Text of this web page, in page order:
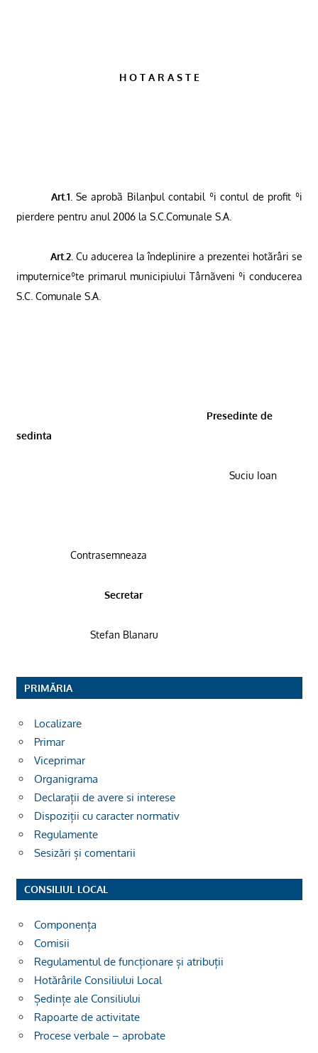
H O T A R A S T E
Art.1. Se aprobã Bilanþul contabil ºi contul de profit ºi
pierdere pentru anul 2006 la S.C.Comunale S.A.
Art.2. Cu aducerea la îndeplinire a prezentei hotãrâri se
imputerniceºte primarul municipiului Târnãveni ºi conducerea
S.C. Comunale S.A.
Presedinte de
sedinta
Suciu Ioan
Contrasemneaza
Secretar
Stefan Blanaru
PRIMĂRIA
Localizare
Primar
Viceprimar
Organigrama
Declarații de avere si interese
Dispoziții cu caracter normativ
Regulamente
Sesizări și comentarii
CONSILIUL LOCAL
Componența
Comisii
Regulamentul de funcționare și atribuții
Hotărârile Consiliului Local
Ședințe ale Consiliului
Rapoarte de activitate
Procese verbale – aprobate